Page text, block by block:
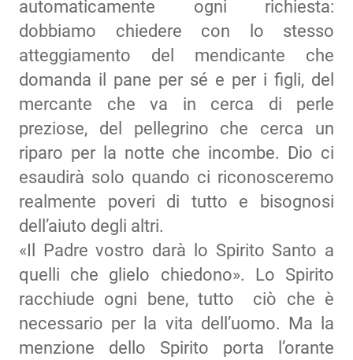
automaticamente ogni richiesta:
dobbiamo chiedere con lo stesso
atteggiamento del mendicante che
domanda il pane per sé e per i figli, del
mercante che va in cerca di perle
preziose, del pellegrino che cerca un
riparo per la notte che incombe. Dio ci
esaudirà solo quando ci riconosceremo
realmente poveri di tutto e bisognosi
dell’aiuto degli altri.
«Il Padre vostro darà lo Spirito Santo a
quelli che glielo chiedono». Lo Spirito
racchiude ogni bene, tutto ciò che è
necessario per la vita dell’uomo. Ma la
menzione dello Spirito porta l’orante